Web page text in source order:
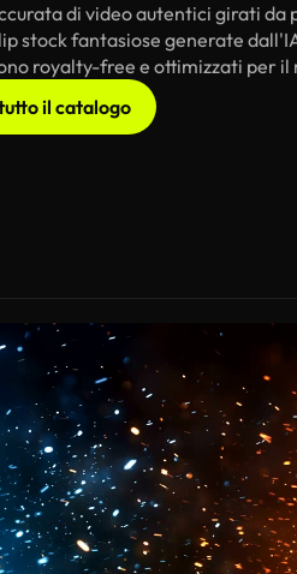
di video autentici girati
stock fantasiose generate
royalty-free e ottimizzati per il
il catalogo